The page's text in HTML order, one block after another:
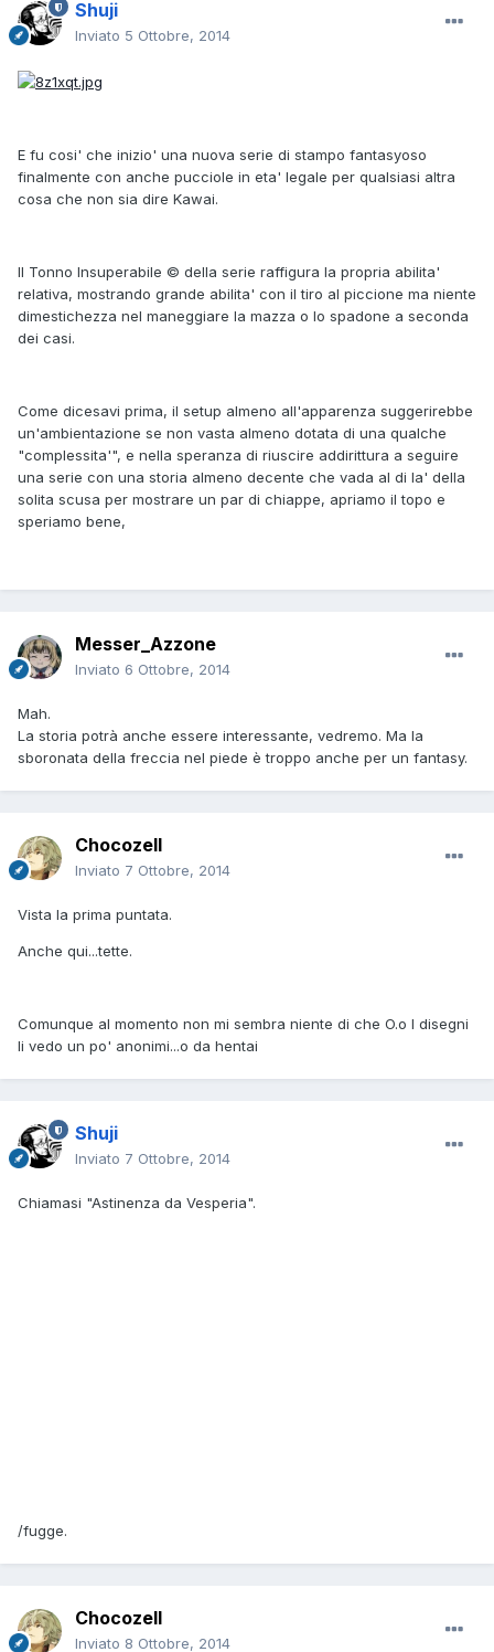
Shuji
Inviato 5 Ottobre, 2014
E fu cosi' che inizio' una nuova serie di stampo fantasyoso
finalmente con anche pucciole in eta' legale per qualsiasi altra
cosa che non sia dire Kawai.
Il Tonno Insuperabile © della serie raffigura la propria abilita'
relativa, mostrando grande abilita' con il tiro al piccione ma niente
dimestichezza nel maneggiare la mazza o lo spadone a seconda
dei casi.
Come dicesavi prima, il setup almeno all'apparenza suggerirebbe
un'ambientazione se non vasta almeno dotata di una qualche
"complessita'", e nella speranza di riuscire addirittura a seguire
una serie con una storia almeno decente che vada al di la' della
solita scusa per mostrare un par di chiappe, apriamo il topo e
speriamo bene,
Messer_Azzone
Inviato 6 Ottobre, 2014
Mah.
La storia potrà anche essere interessante, vedremo. Ma la
sboronata della freccia nel piede è troppo anche per un fantasy.
Chocozell
Inviato 7 Ottobre, 2014
Vista la prima puntata.
Anche qui...tette.
Comunque al momento non mi sembra niente di che O.o I disegni
li vedo un po' anonimi...o da hentai
Shuji
Inviato 7 Ottobre, 2014
Chiamasi "Astinenza da Vesperia".
/fugge.
Chocozell
Inviato 8 Ottobre, 2014